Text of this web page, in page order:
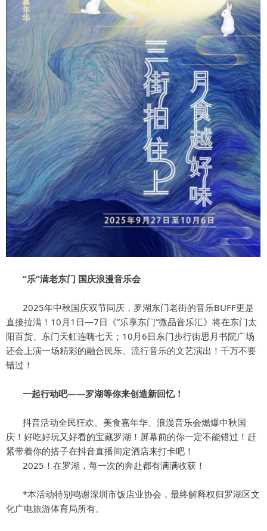
“乐”满老东门 国庆浪漫音乐会
2025年中秋国庆双节同庆，罗湖东门老街的音乐BUFF更是
直接拉满！10月1日—7日《”乐享东门”微品音乐汇》将在东门太
阳百货、东门天虹连嗨七天；10月6日东门步行街思月书院广场
还会上演一场精彩的融合民乐、流行音乐的文艺演出！千万不要
错过！
一起行动吧——罗湖等你来创造新回忆！
抖音活动全民狂欢、美食嘉年华、浪漫音乐会燃爆中秋国
庆！好吃好玩又好看的宝藏罗湖！屏幕前的你一定不能错过！赶
紧带着你的搭子在抖音直播间定酒店来打卡吧！
2025！在罗湖，每一次的奔赴都有满满收获！
*本活动特别鸣谢深圳市饭店业协会，最终解释权归罗湖区文
化广电旅游体育局所有。